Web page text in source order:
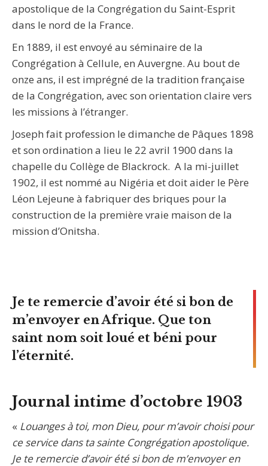
apostolique de la Congrégation du Saint-Esprit
dans le nord de la France.
En 1889, il est envoyé au séminaire de la
Congrégation à Cellule, en Auvergne. Au bout de
onze ans, il est imprégné de la tradition française
de la Congrégation, avec son orientation claire vers
les missions à l’étranger.
Joseph fait profession le dimanche de Pâques 1898
et son ordination a lieu le 22 avril 1900 dans la
chapelle du Collège de Blackrock. A la mi-juillet
1902, il est nommé au Nigéria et doit aider le Père
Léon Lejeune à fabriquer des briques pour la
construction de la première vraie maison de la
mission d’Onitsha.
Je te remercie d’avoir été si bon de
m’envoyer en Afrique. Que ton
saint nom soit loué et béni pour
l’éternité.
Journal intime d’octobre 1903
« Louanges à toi, mon Dieu, pour m’avoir choisi pour
ce service dans ta sainte Congrégation apostolique.
Je te remercie d’avoir été si bon de m’envoyer en